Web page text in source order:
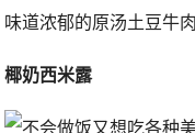
味道浓郁的原汤土豆牛
椰奶西米露